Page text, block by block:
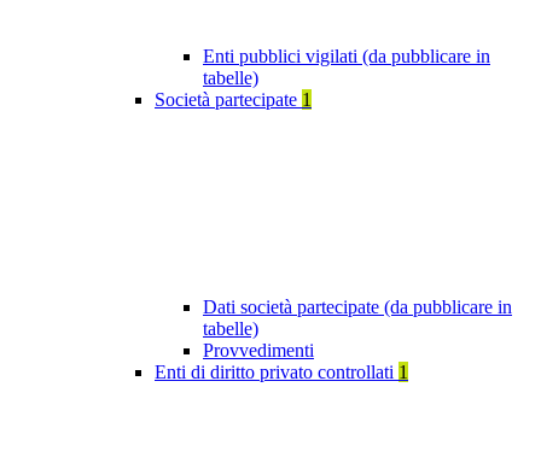
Enti pubblici vigilati (da pubblicare in
tabelle)
Società partecipate 1
Dati società partecipate (da pubblicare in
tabelle)
Provvedimenti
Enti di diritto privato controllati 1